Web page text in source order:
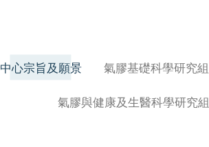
中心宗旨及願景 氣膠基礎科學研究組
氣膠與健康及生醫科學研究組